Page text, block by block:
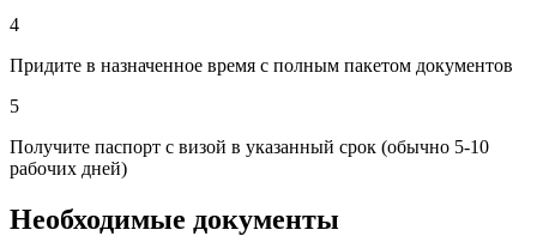
4
Придите в назначенное время с полным пакетом документов
5
Получите паспорт с визой в указанный срок (обычно 5-10
рабочих дней)
Необходимые документы